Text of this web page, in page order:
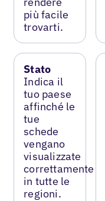
più facile
trovarti.
Stato
Indica il
tuo paese
affinché le
tue
schede
vengano
visualizzate
correttamente
in tutte le
regioni.